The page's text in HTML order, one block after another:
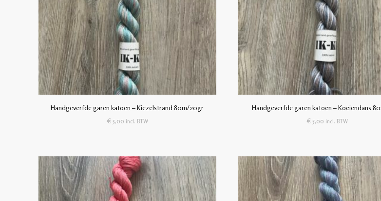
Handgeverfde garen katoen – Kiezelstrand 80m/20gr
€ 5,00 incl. BTW
Handgeverfde garen katoen – Koeiendans
€ 5,00 incl. BTW